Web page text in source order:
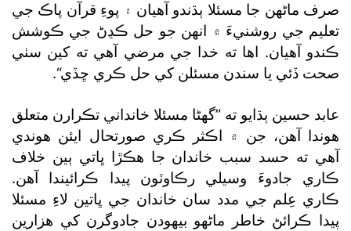
صرف ماڻهن جا مسئلا ٻڌندو آهيان ۽ پوءِ قرآن پاڪ جي
تعليم جي روشنيءَ ۾ انهن جو حل ڪڍڻ جي ڪوشش
ڪندو آهيان. اها ته خدا جي مرضي آهي ته کين سٺي
صحت ڏئي يا سندن مسئلن کي حل ڪري ڇڏي“.
عابد حسين ٻڌايو ته ”گھڻا مسئلا خانداني تڪرارن متعلق
هوندا آهن، جن ۾ اڪثر ڪري صورتحال ايئن هوندي
آهي ته حسد سبب خاندان جا هڪڙا ڀاتي ٻين خلاف
ڪاري جادوءَ وسيلي رڪاوٽون پيدا ڪرائيندا آهن.
ڪاري عِلم جي مدد سان خاندان جي ڀاتين لاءِ مسئلا
پيدا ڪرائڻ خاطر ماڻهو بيهودن جادوگرن کي هزارين